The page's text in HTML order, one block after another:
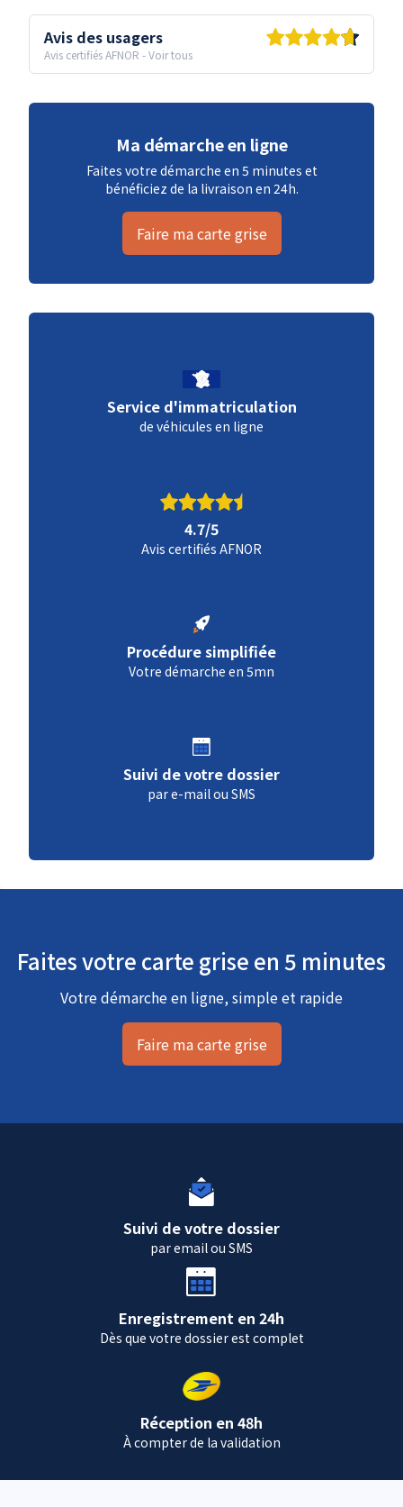
Avis des usagers
Avis certifiés AFNOR -Voir tous
Ma démarche en ligne
Faites votre démarche en 5 minutes et
bénéficiez de la livraison en 24h.
Faire ma carte grise
Service d'immatriculation
de véhicules en ligne
4.7/5
Avis certifiés AFNOR
Procédure simplifiée
Votre démarche en 5mn
Suivi de votre dossier
par e-mail ou SMS
Faites votre carte grise en 5 minutes
Votre démarche en ligne, simple et rapide
Faire ma carte grise
Suivi de votre dossier
par email ou SMS
Enregistrement en 24h
Dès que votre dossier est complet
Réception en 48h
À compter de la validation